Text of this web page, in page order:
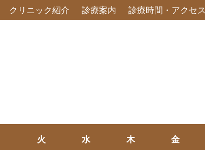
クリニック紹介 診療案内 診療時間・アクセス
火 水 木 金